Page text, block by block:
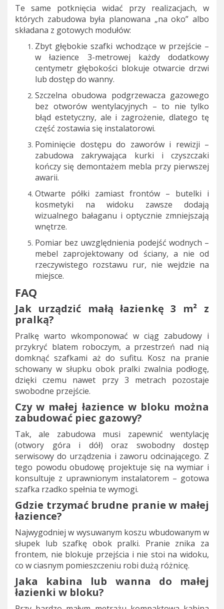
Te same potknięcia widać przy realizacjach, w
których zabudowa była planowana „na oko” albo
składana z gotowych modułów:
Zbyt głębokie szafki wchodzące w przejście –
w łazience 3-metrowej każdy dodatkowy
centymetr głębokości blokuje otwarcie drzwi
lub dostęp do wanny.
Szczelna obudowa podgrzewacza gazowego
bez otworów wentylacyjnych – to nie tylko
błąd estetyczny, ale i zagrożenie, dlatego tę
część zostawia się instalatorowi.
Pominięcie dostępu do zaworów i rewizji –
zabudowa zakrywająca kurki i czyszczaki
kończy się demontażem mebla przy pierwszej
awarii.
Otwarte półki zamiast frontów – butelki i
kosmetyki na widoku zawsze dodają
wizualnego bałaganu i optycznie zmniejszają
wnętrze.
Pomiar bez uwzględnienia podejść wodnych –
mebel zaprojektowany od ściany, a nie od
rzeczywistego rozstawu rur, nie wejdzie na
miejsce.
FAQ
Jak urządzić małą łazienkę 3 m² z
pralką?
Pralkę warto wkomponować w ciąg zabudowy i
przykryć blatem roboczym, a przestrzeń nad nią
domknąć szafkami aż do sufitu. Kosz na pranie
schowany w słupku obok pralki zwalnia podłogę,
dzięki czemu nawet przy 3 metrach pozostaje
swobodne przejście.
Czy w małej łazience w bloku można
zabudować piec gazowy?
Tak, ale zabudowa musi zapewnić wentylację
(otwory góra i dół) oraz swobodny dostęp
serwisowy do urządzenia i zaworu odcinającego. Z
tego powodu obudowę projektuje się na wymiar i
konsultuje z uprawnionym instalatorem – gotowa
szafka rzadko spełnia te wymogi.
Gdzie trzymać brudne pranie w małej
łazience?
Najwygodniej w wysuwanym koszu wbudowanym w
słupek lub szafkę obok pralki. Pranie znika za
frontem, nie blokuje przejścia i nie stoi na widoku,
co w ciasnym pomieszczeniu robi dużą różnicę.
Jaka kabina lub wanna do małej
łazienki w bloku?